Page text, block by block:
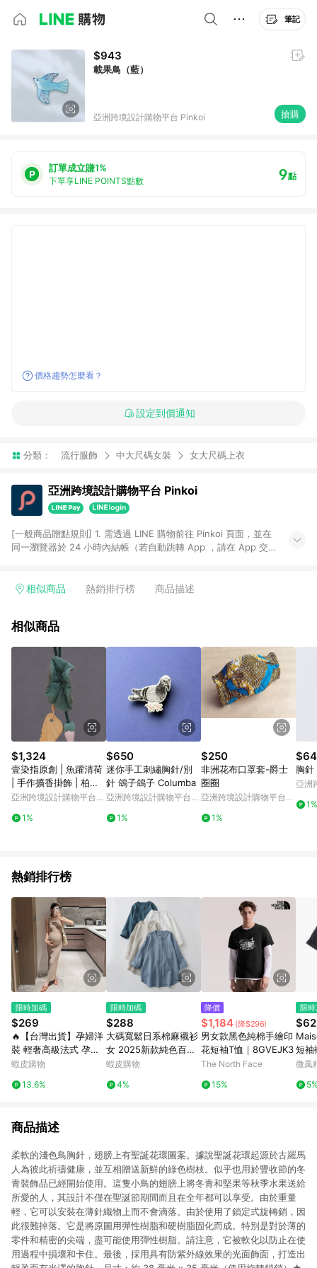
筆記
$943
載果鳥（藍）
亞洲跨境設計購物平台 Pinkoi 搶購
訂單成立賺1%
下單享LINE POINTS點數 9點
價格趨勢怎麼看？
設定到價通知
分類： 流行服飾 中大尺碼女裝 女大尺碼上衣
亞洲跨境設計購物平台 Pinkoi
[一般商品贈點規則] 1. 需透過 LINE 購物前往 Pinkoi 頁面，並在
同一瀏覽器於 24 小時內結帳（若自動跳轉 App ，請在 App 交
回饋訂單不得享有 Pinkoi 站方優惠，例如首購優惠，P coins，
行為，不具贈點資格，部分退款不在此限。 6. APP 請更新至
貨後 45 天後發送。 8. 群眾募資商品，禮物卡，開館保證金，補
運費，攤位費等不具贈點資格。 9. LINE 購物站上之商品規格、
顏色、價位、贈品如與 Pinkoi 商品資訊頁及購物車不符，以
Pinkoi 購物商品資訊頁及購物車標示為準。 10. 點數紅包使用規
則請以點數紅包活動說明為準。 11. 若於 LINE 購物前往 Pinkoi
頁面後才首次下載 Pinkoi APP 並完成訂單，不符合導購資格；承
上，首次下載 Pinkoi APP 後，需透過 LINE 購物前往 Pinkoi 頁
面，方享導購資格。
相似商品 熱銷排行榜 商品描述
相似商品
$1,324
壹染指原創 | 魚躍清荷
| 手作擴香掛飾 | 柏木
載香 荷影成詩
亞洲跨境設計購物平台
1%
$650
迷你手工刺繡胸針/別
針 鴿子鴿子 Columba
亞洲跨境設計購物平台
1%
$250
非洲花布口罩套-爵士
圈圈
亞洲跨境設計購物平台
1%
胸針
亞洲
1%
熱銷排行榜
限時加碼
$269
🔥【台灣出貨】孕婦洋
裝 輕奢高級法式 孕婦
連衣裙 夏季新款 氣質
織長裙 修身孕婦長裙
蝦皮購物
13.6%
限時加碼
$288
大碼寬鬆日系棉麻襯衫
女 2025新款純色百搭
休閒圓領五分袖襯衣 文
蝦皮購物
4%
降價
$1,184 (降$296)
男女款黑色純棉手繪印
花短袖T恤｜8GVEJK3
The North Face
15%
限
短袖
微風
商品描述
柔軟的淺色鳥胸針，翅膀上有聖誕花環圖案。據說聖誕花環起源於古羅馬
人為彼此祈禱健康，並互相贈送新鮮的綠色樹枝。似乎也用於豐收節的冬
青裝飾品已經開始使用。這隻小鳥的翅膀上將冬青和堅果等秋季水果送給
所愛的人，其設計不僅在聖誕節期間而且在全年都可以享受。由於重量
輕，它可以安裝在薄針織物上而不會滴落。由於使用了鎖定式旋轉銷，因
此很難掉落。它是將原圖用彈性樹脂和硬樹脂固化而成。特別是對於薄的
零件和精密的尖端，盡可能使用彈性樹脂。請注意，它被軟化以防止在使
用過程中損壞和卡住。最後，採用具有防紫外線效果的光面飾面，打造出